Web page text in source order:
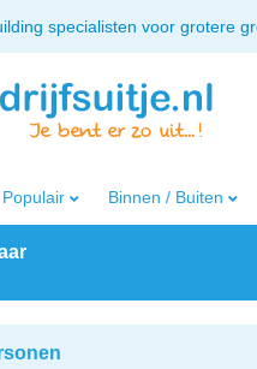
specialisten voor grotere
Populair Binnen / Buiten